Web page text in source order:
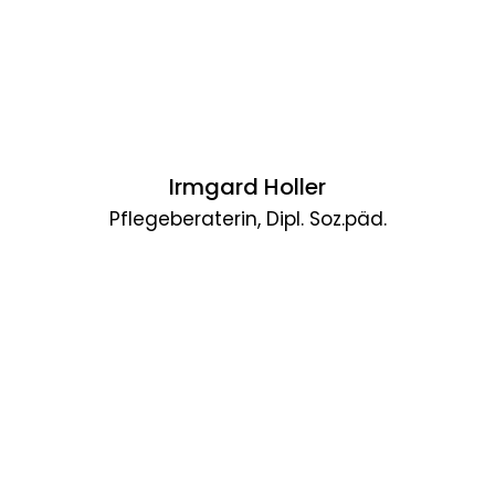
Irmgard Holler
Pflegeberaterin, Dipl. Soz.päd.